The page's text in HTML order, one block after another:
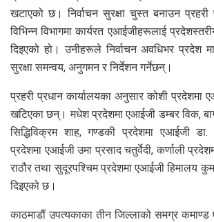
खटाएको छ। निर्वाचन सुरक्षा चुस्त बनाउन प्रहरी
विभिन्न विभागमा कार्यरत एआईजीहरूलाई
दिइएको हो। उनीहरूले निर्वाचन अवधिभर प्रदेश
सुरक्षा समन्वय, अनुगमन र निर्देशन गर्नेछन्।
प्रहरी प्रधान कार्यालयका अनुसार कोशी प्रदेशमा
खटिएका छन्। मधेश प्रदेशमा एआईजी डम्बर विक,
सिद्धिविक्रम शाह, गण्डकी प्रदेशमा एआईजी
प्रदेशमा एआईजी उमा प्रसाद चतुर्वेदी, कर्णाली
राठौर तथा सुदूरपश्चिम प्रदेशमा एआईजी हिमालय
दिइएको छ।
काठमाडौं उपत्यकाका तीन जिल्लाको समग्र कमाण्ड